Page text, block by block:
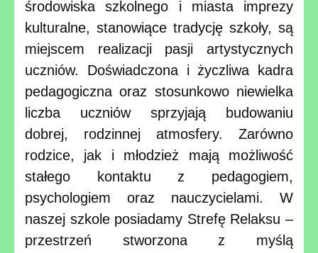
środowiska szkolnego i miasta imprezy
kulturalne, stanowiące tradycję szkoły, są
miejscem realizacji pasji artystycznych
uczniów. Doświadczona i życzliwa kadra
pedagogiczna oraz stosunkowo niewielka
liczba uczniów sprzyjają budowaniu
dobrej, rodzinnej atmosfery. Zarówno
rodzice, jak i młodzież mają możliwość
stałego kontaktu z pedagogiem,
psychologiem oraz nauczycielami. W
naszej szkole posiadamy Strefę Relaksu –
przestrzeń stworzona z myślą